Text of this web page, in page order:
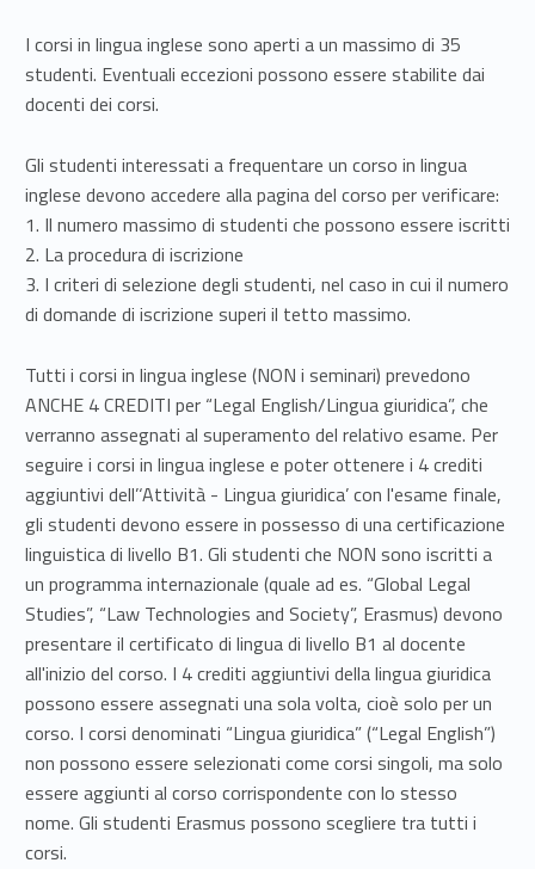
I corsi in lingua inglese sono aperti a un massimo di 35
studenti. Eventuali eccezioni possono essere stabilite dai
docenti dei corsi.
Gli studenti interessati a frequentare un corso in lingua
inglese devono accedere alla pagina del corso per verificare:
1. Il numero massimo di studenti che possono essere iscritti
2. La procedura di iscrizione
3. I criteri di selezione degli studenti, nel caso in cui il numero
di domande di iscrizione superi il tetto massimo.
Tutti i corsi in lingua inglese (NON i seminari) prevedono
ANCHE 4 CREDITI per “Legal English/Lingua giuridica”, che
verranno assegnati al superamento del relativo esame. Per
seguire i corsi in lingua inglese e poter ottenere i 4 crediti
aggiuntivi dell’‘Attività - Lingua giuridica’ con l'esame finale,
gli studenti devono essere in possesso di una certificazione
linguistica di livello B1. Gli studenti che NON sono iscritti a
un programma internazionale (quale ad es. “Global Legal
Studies”, “Law Technologies and Society”, Erasmus) devono
presentare il certificato di lingua di livello B1 al docente
all'inizio del corso. I 4 crediti aggiuntivi della lingua giuridica
possono essere assegnati una sola volta, cioè solo per un
corso. I corsi denominati “Lingua giuridica” (“Legal English”)
non possono essere selezionati come corsi singoli, ma solo
essere aggiunti al corso corrispondente con lo stesso
nome. Gli studenti Erasmus possono scegliere tra tutti i
corsi.